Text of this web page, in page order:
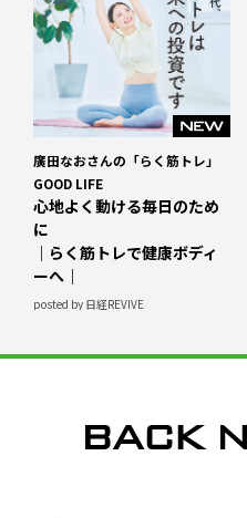
廣田なおさんの「らく筋トレ」
GOOD LIFE
心地よく動ける毎日のため
に
｜らく筋トレで健康ボディ
ーへ｜
posted by 日経REVIVE